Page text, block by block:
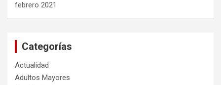
febrero 2021
Categorías
Actualidad
Adultos Mayores